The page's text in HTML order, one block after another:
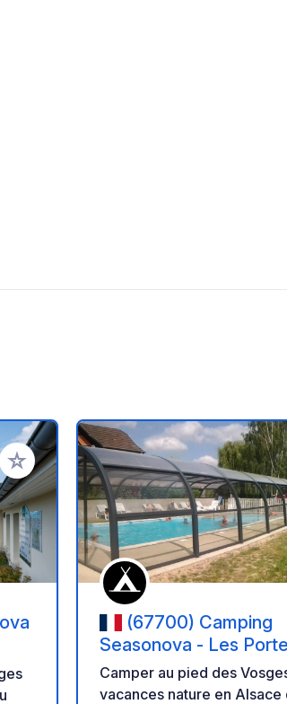
à vos favoris
(67700) Camping
Seasonova - Les
d'Alsace
Camper au pied des
vacances nature en Alsace